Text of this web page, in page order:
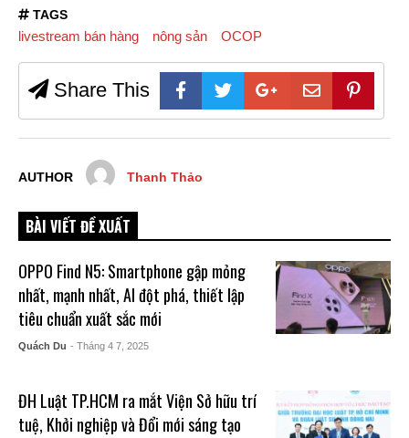
TAGS
livestream bán hàng nông sản OCOP
Share This
AUTHOR Thanh Thảo
BÀI VIẾT ĐỀ XUẤT
OPPO Find N5: Smartphone gập mỏng
nhất, mạnh nhất, AI đột phá, thiết lập
tiêu chuẩn xuất sắc mới
Quách Du - Tháng 4 7, 2025
ĐH Luật TP.HCM ra mắt Viện Sở hữu trí
tuệ, Khởi nghiệp và Đổi mới sáng tạo